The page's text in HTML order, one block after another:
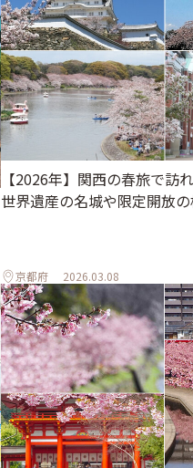
【2026年】関西の春旅で訪
世界遺産の名城や限定開放の
京都府 2026.03.08